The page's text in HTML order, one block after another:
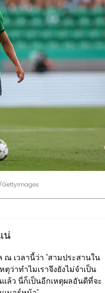
GettyImages
น่
ณ เวลานี้ว่า "สามประสานใน
ว่าทำไมเราจึงยังไม่จำเป็น
ล้ว นี่ก็เป็นอีกเหตุผลอันดีที่จะ